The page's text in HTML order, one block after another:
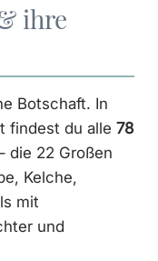
ihre
Botschaft. In
findest du alle 78
die 22 Großen
Kelche,
mit
und